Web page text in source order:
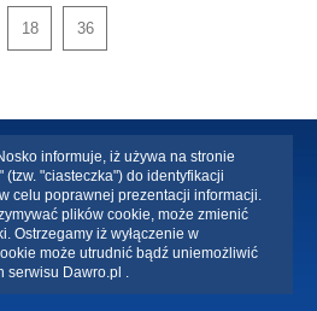
18 36
informuje, iż używa na stronie
"ciasteczka") do identyfikacji
celu poprawnej prezentacji informacji.
plików cookie, może zmienić
Ostrzegamy iż wyłączenie w
może utrudnić bądź uniemożliwić
serwisu Dawro.pl .